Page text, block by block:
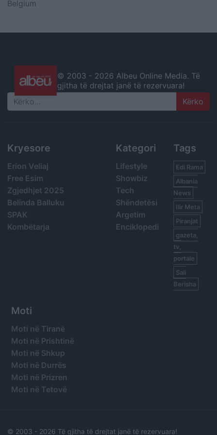
Belgium
© 2003 - 2026 Albeu Online Media. Të
gjitha të drejtat janë të rezervuara!
Search
Kryesore
Erion Veliaj
Free Esim
Zgjedhjet 2025
Belinda Balluku
SPAK
Kombëtarja
Kategori
Lifestyle
Showbiz
Tech
Shëndetësi
Argetim
Enciklopedi
Tags
Edi Rama
Albania
News
Ilir Meta
Piranjat
gazeta,
tv,
portale
Sali
Berisha
Moti
Moti në Tiranë
Moti në Prishtinë
Moti në Shkup
Moti në Durrës
Moti në Prizren
Moti në Tetovë
© 2003 - 2026 Të gjitha të drejtat janë të rezervuara!